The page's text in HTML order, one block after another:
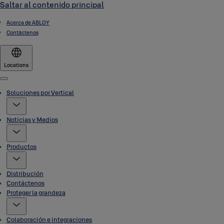
Saltar al contenido principal
Acerca de ABLOY
Contáctenos
Locations
Menu
Soluciones por Vertical
Noticias y Medios
Productos
Distribución
Contáctenos
Proteger la grandeza
Colaboración e integraciones